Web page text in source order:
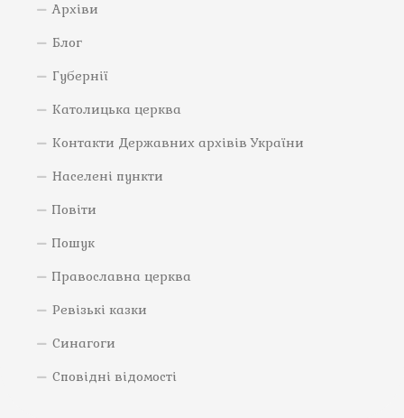
Архіви
Блог
Губернії
Католицька церква
Контакти Державних архівів України
Населені пункти
Повіти
Пошук
Православна церква
Ревізькі казки
Синагоги
Сповідні відомості